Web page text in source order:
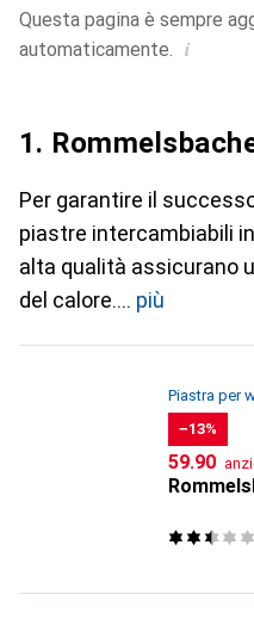
Questa pagina è sempre
automaticamente. i
1.
Per garantire il
piastre intercambiabili
alta qualità assicurano
del calore.
più
Piastra per
−13%
CHF
59.90